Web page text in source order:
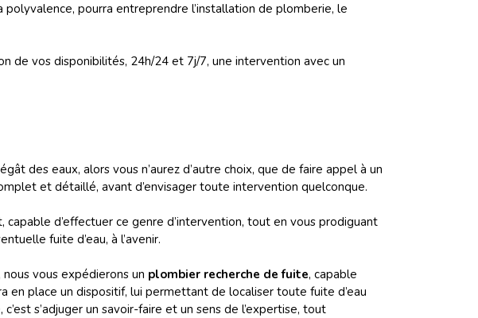
pourra entreprendre l’installation de plomberie, le
vos disponibilités, 24h/24 et 7j/7, une intervention avec un
des eaux, alors vous n’aurez d’autre choix, que de faire appel à un
et détaillé, avant d’envisager toute intervention quelconque.
d’effectuer ce genre d’intervention, tout en vous prodiguant
fuite d’eau, à l’avenir.
vous expédierons un plombier recherche de fuite, capable
en place un dispositif, lui permettant de localiser toute fuite d’eau
s’adjuger un savoir-faire et un sens de l’expertise, tout